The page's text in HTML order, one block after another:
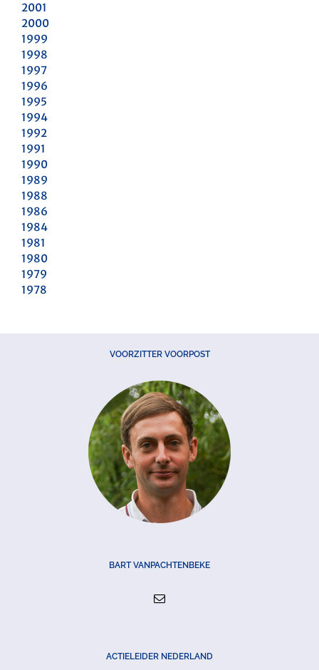
2001
2000
1999
1998
1997
1996
1995
1994
1992
1991
1990
1989
1988
1986
1984
1981
1980
1979
1978
VOORZITTER VOORPOST
BART VANPACHTENBEKE
ACTIELEIDER NEDERLAND